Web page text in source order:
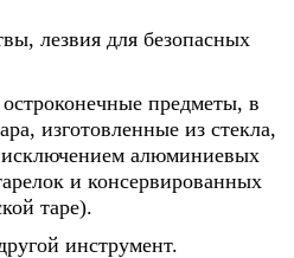
лезвия для безопасных
предметы, в
изготовленные из стекла,
исключением алюминиевых
и консервированных
таре).
инструмент.